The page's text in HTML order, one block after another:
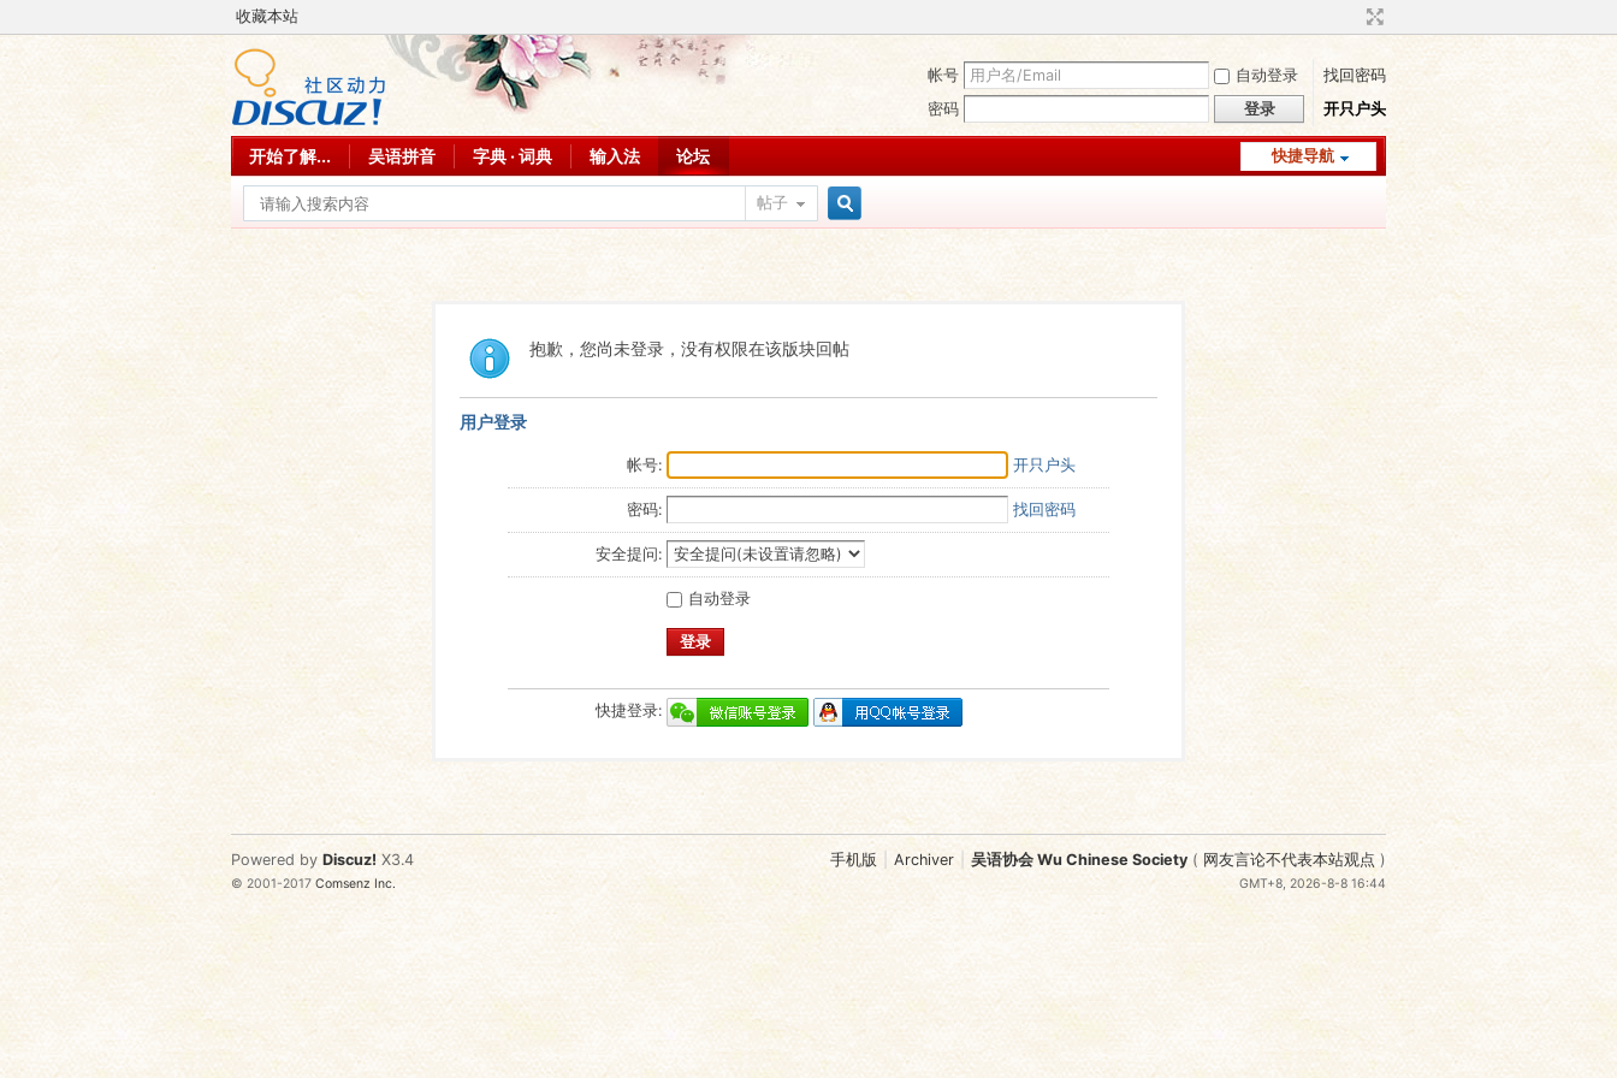
收藏本站
帐号 自动登录
找回密码
密码
登录 开只户头
快捷导航
开始了解... 吴语拼音 字典 · 词典 输入法 论坛
帖子
索
抱歉，您尚未登录，没有权限在该版块回帖
用户登录
帐号: 开只户头
密码: 找回密码
安全提问:
自动登录
登录
快捷登录:
手机版 Archiver 吴语协会 Wu Chinese Society ( 网友言论不代表本站观点 )
GMT+8, 2026-8-8 16:44
Powered by Discuz! X3.4
© 2001-2017Comsenz Inc.